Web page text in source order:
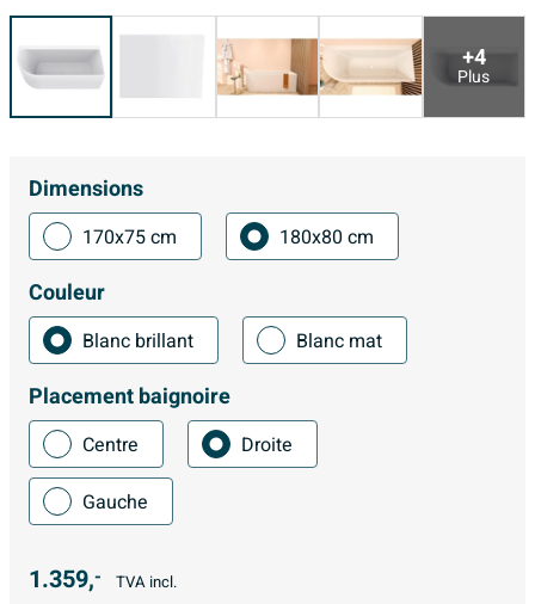
+4
Plus
Dimensions
170x75 cm 180x80 cm
Couleur
Blanc brillant Blanc mat
Placement baignoire
Centre
Droite
Gauche
1.359,- TVA incl.